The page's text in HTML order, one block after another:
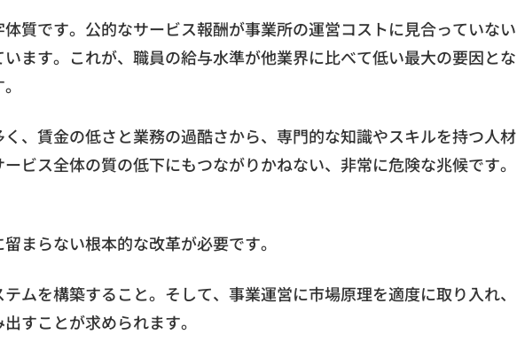
質です。公的なサービス報酬が事業所の運営コストに見合っていない
ます。これが、職員の給与水準が他業界に比べて低い最大の要因とな
、賃金の低さと業務の過酷さから、専門的な知識やスキルを持つ人材
ビス全体の質の低下にもつながりかねない、非常に危険な兆候です。
まらない根本的な改革が必要です。
ムを構築すること。そして、事業運営に市場原理を適度に取り入れ、
すことが求められます。